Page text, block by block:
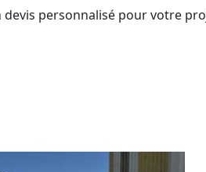
personnalisé pour votre